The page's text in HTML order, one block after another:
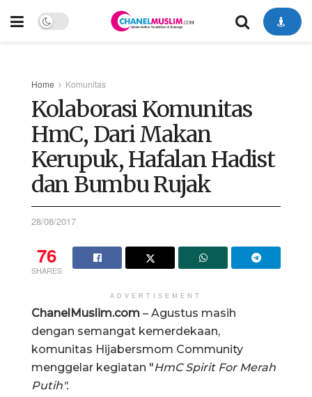
Home Komunitas
Kolaborasi Komunitas
HmC, Dari Makan
Kerupuk, Hafalan Hadist
dan Bumbu Rujak
28/08/2017
76
SHARES
ADVERTISEMENT
ChanelMuslim.com – Agustus masih
dengan semangat kemerdekaan,
komunitas Hijabersmom Community
menggelar kegiatan "HmC Spirit For Merah
Putih".